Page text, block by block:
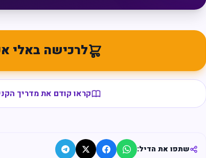
לרכישה באלי
קראו קודם את מדריך
שתפו את הדיל: